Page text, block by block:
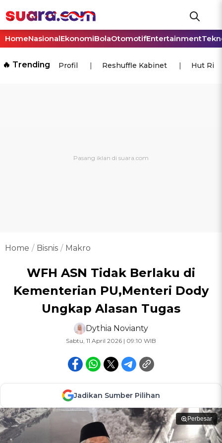
HomeNasionalEkonomiBolaOtomotifEntertainment
🔥 Trending Profil Reshuffle Kabinet Hut Ri
Home Bisnis Makro
WFH ASN Tidak Berlaku di
Kementerian PU,Menteri Dody
Ungkap Alasan Tugas
Dythia Novianty
Sabtu, 11 April 2026 | 09:10 WIB
Jadikan Sumber Pilihan
Perbesar